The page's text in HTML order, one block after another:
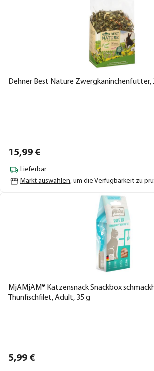
Dehner Best Nature Zwergkaninchenfutter,
15,99 €
Lieferbar
Markt auswählen, um die Verfügbarkeit zu
MjAMjAM® Katzensnack Snackbox
Thunfischfilet, Adult, 35 g
5,99 €